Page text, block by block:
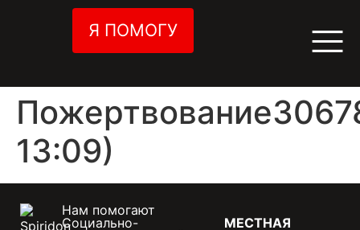
Я ПОМОГУ
13:09)
МЕСТНАЯ
Нам помогают
Социально-